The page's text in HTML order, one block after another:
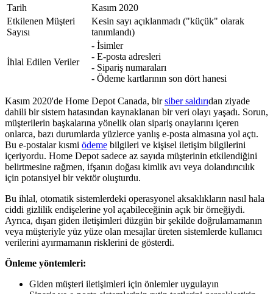
Tarih
Kasım 2020
Etkilenen Müşteri
Sayısı
Kesin sayı açıklanmadı ("küçük" olarak
tanımlandı)
İhlal Edilen Veriler
- İsimler
- E-posta adresleri
- Sipariş numaraları
- Ödeme kartlarının son dört hanesi
Kasım 2020'de Home Depot Canada, birsiber saldırıdan ziyade
dahili bir sistem hatasından kaynaklanan bir veri olayı yaşadı. Sorun,
müşterilerin başkalarına yönelik olan sipariş onaylarını içeren
onlarca, bazı durumlarda yüzlerce yanlış e-posta almasına yol açtı.
Bu e-postalar kısmi ödeme bilgileri ve kişisel iletişim bilgilerini
içeriyordu. Home Depot sadece az sayıda müşterinin etkilendiğini
belirtmesine rağmen, ifşanın doğası kimlik avı veya dolandırıcılık
için potansiyel bir vektör oluşturdu.
Bu ihlal, otomatik sistemlerdeki operasyonel aksaklıkların nasıl hala
ciddi gizlilik endişelerine yol açabileceğinin açık bir örneğiydi.
Ayrıca, dışarı giden iletişimleri düzgün bir şekilde doğrulamamanın
veya müşteriyle yüz yüze olan mesajlar üreten sistemlerde kullanıcı
verilerini ayırmamanın risklerini de gösterdi.
Önleme yöntemleri:
Giden müşteri iletişimleri için önlemler uygulayın